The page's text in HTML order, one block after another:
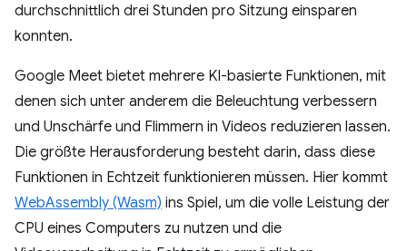
durchschnittlich drei Stunden pro Sitzung einsparen
konnten.
Google Meet bietet mehrere KI-basierte Funktionen, mit
denen sich unter anderem die Beleuchtung verbessern
und Unschärfe und Flimmern in Videos reduzieren lassen.
Die größte Herausforderung besteht darin, dass diese
Funktionen in Echtzeit funktionieren müssen. Hier kommt
WebAssembly (Wasm) ins Spiel, um die volle Leistung der
CPU eines Computers zu nutzen und die